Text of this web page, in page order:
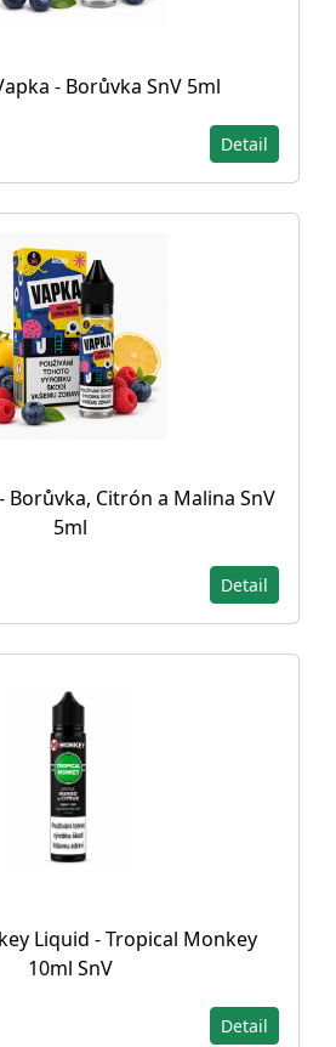
- Borůvka SnV 5ml
Detail
Borůvka, Citrón a Malina SnV
5ml
Detail
Liquid - Tropical Monkey
10ml SnV
Detail